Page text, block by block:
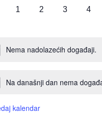
0
1
0
2
0
3
0
4
Nema nadolazećih događaji.
Na današnji dan nema
kalendar